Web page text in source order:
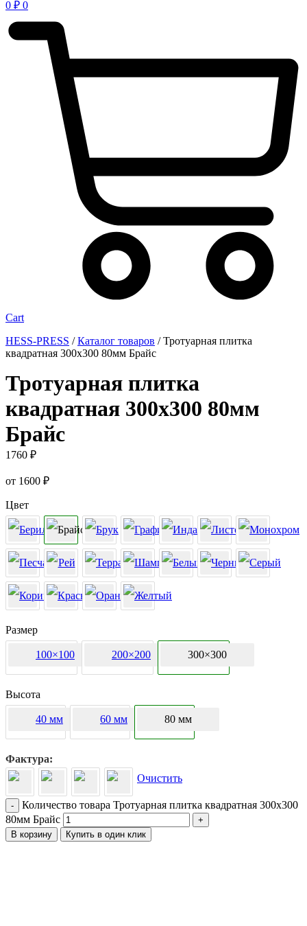
0 ₽ 0
Cart
HESS-PRESS /Каталог товаров /Тротуарная плитка
квадратная 300х300 80мм Брайс
Тротуарная плитка
квадратная 300х300 80мм
Брайс
1760 ₽
от 1600 ₽
Цвет
Размер
100×100 200×200 300×300
Высота
40 мм 60 мм 80 мм
Фактура
Очистить
-
Количество товара Тротуарная плитка квадратная 300х300
80мм Брайс
+
В корзину
Купить в один клик